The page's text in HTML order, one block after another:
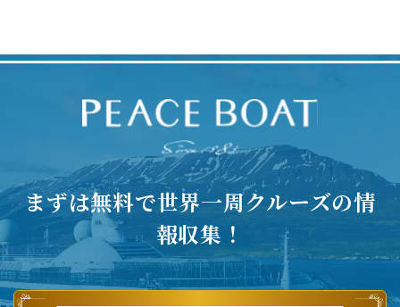
まずは無料で世界一周クルーズの情
報収集！